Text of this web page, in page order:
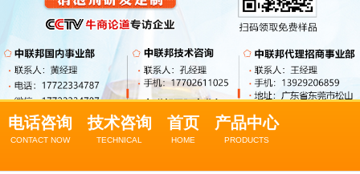
电话咨询
CONTACT NOW
技术咨询
TECHNICAL
首页
HOME
产品中心
PRODUCTS